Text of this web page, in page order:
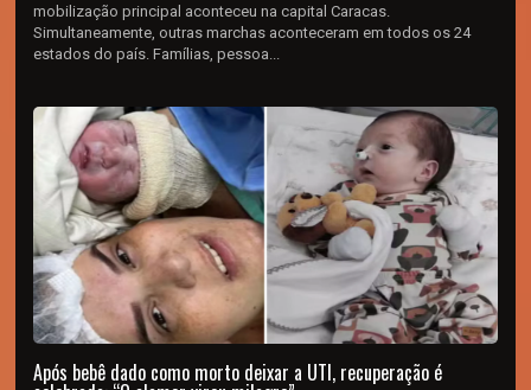
mobilização principal aconteceu na capital Caracas.
Simultaneamente, outras marchas aconteceram em todos os 24
estados do país. Famílias, pessoa...
Após bebê dado como morto deixar a UTI, recuperação é